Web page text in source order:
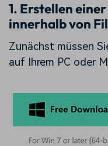
1. Erstellen
innerhalb von
Zunächst müssen
auf Ihrem PC oder